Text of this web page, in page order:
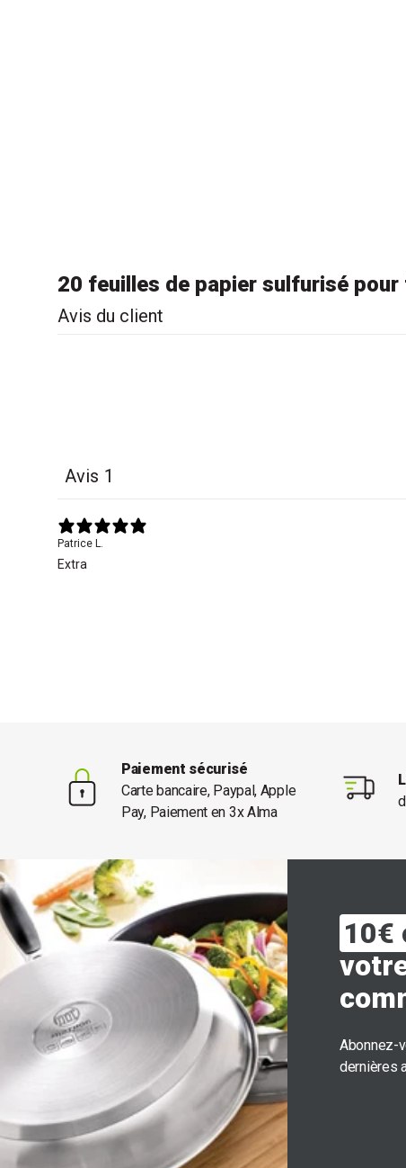
20 feuilles de papier sulfurisé
Avis du client
Avis 1
Patrice L.
Extra
Paiement sécurisé
Carte bancaire, Paypal, Apple
Pay, Paiement en 3x Alma
10€
Abonnez-
dernières